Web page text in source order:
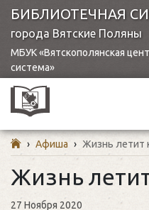
БИБЛИОТЕЧНАЯ
города Вятские Поляны
МБУК «Вятскополянская
система»
› Афиша › Жизнь летит
Жизнь
27 Ноября 2020